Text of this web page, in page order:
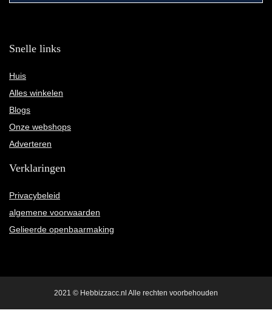
Snelle links
Huis
Alles winkelen
Blogs
Onze webshops
Adverteren
Verklaringen
Privacybeleid
algemene voorwaarden
Gelieerde openbaarmaking
2021 © Hebbizzacc.nl Alle rechten voorbehouden